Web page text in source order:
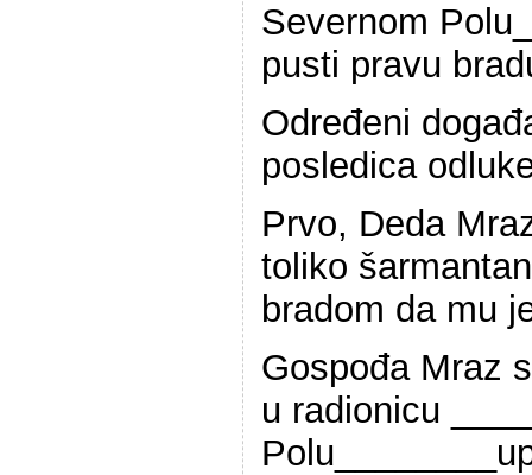
Severnom
pusti pravu
Određeni
posledica
Prvo, Deda
toliko
bradom da mu
Gospođa Mraz
u radionicu